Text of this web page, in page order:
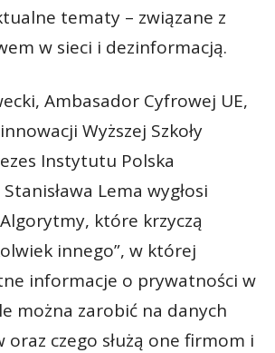
tematy – związane z
w sieci i dezinformacją.
Ambasador Cyfrowej UE,
Wyższej Szkoły
Instytutu Polska
Stanisława Lema wygłosi
które krzyczą
innego”, w której
informacje o prywatności w
można zarobić na danych
czego służą one firmom i